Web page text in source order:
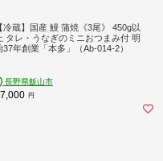
【冷蔵】国産 鰻 蒲焼《3尾》 450g以
タレ・うなぎのミニおつまみ付 明
37年創業「本多」（Ab-014-2）
長野県飯山市
円